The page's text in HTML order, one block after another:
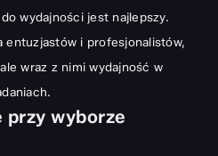
wydajności jest najlepszy.
entuzjastów i profesjonalistów,
wraz z nimi wydajność w
przy wyborze